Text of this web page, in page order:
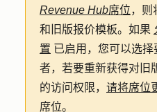
Revenue Hub席位，则
和旧版报价模板。如果
置 已启用，您可以选
者，若要重新获得对旧
的访问权限， 请将席位
席位。